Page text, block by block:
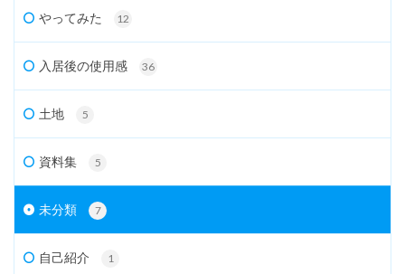
やってみた 12
入居後の使用感 36
土地 5
資料集 5
未分類 7
自己紹介 1